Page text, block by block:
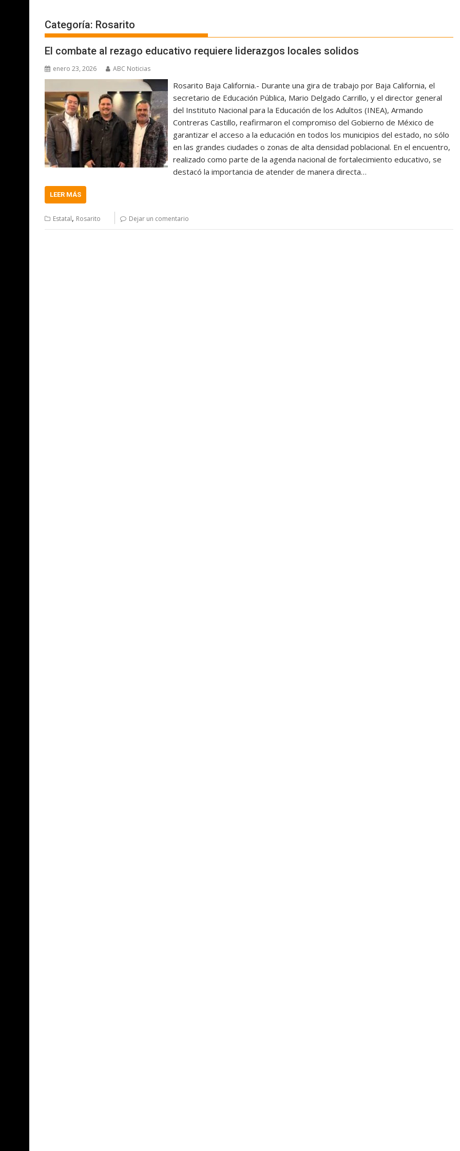
Categoría: Rosarito
El combate al rezago educativo requiere liderazgos locales solidos
enero 23, 2026 ABC Noticias
Rosarito Baja California.- Durante una gira de trabajo por Baja California, el
secretario de Educación Pública, Mario Delgado Carrillo, y el director general
del Instituto Nacional para la Educación de los Adultos (INEA), Armando
Contreras Castillo, reafirmaron el compromiso del Gobierno de México de
garantizar el acceso a la educación en todos los municipios del estado, no sólo
en las grandes ciudades o zonas de alta densidad poblacional. En el encuentro,
realizado como parte de la agenda nacional de fortalecimiento educativo, se
destacó la importancia de atender de manera directa…
LEER MÁS
Estatal, Rosarito Dejar un comentario